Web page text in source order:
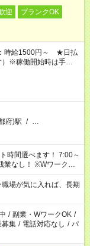
迎
ブランクOK
時給1500円～ ★日払
※稼働開始時は手続き
府)駅 / …
ワークの
業はご案内できませ
社会保険への加入対象
原則禁止）により、
合があります
が気に入れば、長期
/ 副業・WワークOK /
募集 / 電話対応なし / パ